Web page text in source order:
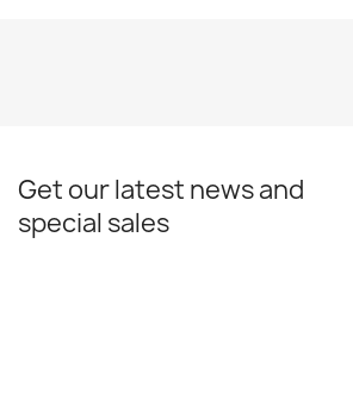
Get our latest news and
special sales